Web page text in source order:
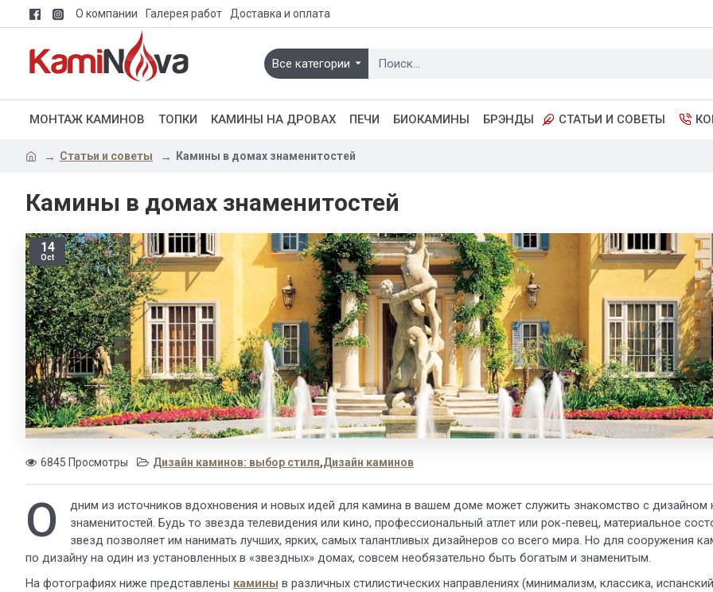
О компании Галерея работ Доставка и оплата
Все категории
МОНТАЖ КАМИНОВ ТОПКИ КАМИНЫ НА ДРОВАХ ПЕЧИ БИОКАМИНЫ БРЭНДЫ СТАТЬИ И СОВЕТЫ
Статьи и советы Камины в домах знаменитостей
Камины в домах знаменитостей
14
Oct
6845 Просмотры Дизайн каминов: выбор стиля,Дизайн каминов
О
дним из источников вдохновения и новых идей для камина в вашем доме может служить знакомство с дизайном
знаменитостей. Будь то звезда телевидения или кино, профессиональный атлет или рок-певец, материальное
звезд позволяет им нанимать лучших, ярких, самых талантливых дизайнеров со всего мира. Но для сооружения
по дизайну на один из установленных в «звездных» домах, совсем необязательно быть богатым и знаменитым.
На фотографиях ниже представлены камины в различных стилистических направлениях (минимализм, классика,